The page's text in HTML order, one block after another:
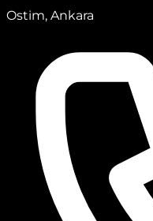
Ostim, Ankara